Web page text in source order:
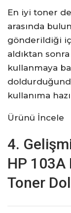
En iyi toner
arasında
gönderildiği
aldıktan
kullanmaya
kullanıma
Ürünü İncele
4.
HP 103A
Toner